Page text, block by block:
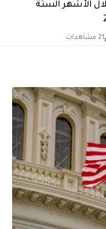
خلال الأشهر الستة
21 مشاهدات